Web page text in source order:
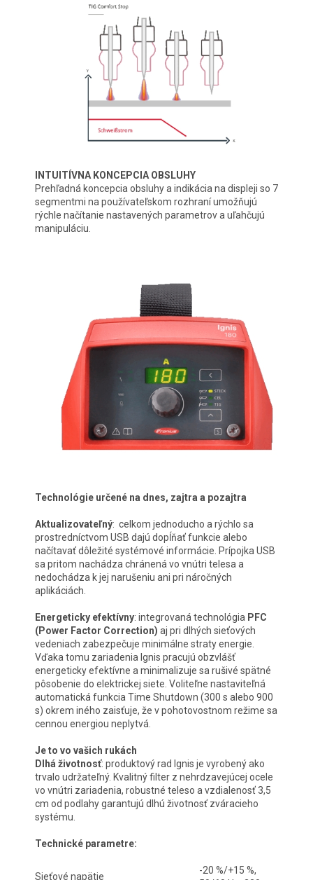
INTUITÍVNA KONCEPCIA OBSLUHY
Prehľadná koncepcia obsluhy a indikácia na displeji so 7
segmentmi na používateľskom rozhraní umožňujú
rýchle načítanie nastavených parametrov a uľahčujú
manipuláciu.
Technológie určené na dnes, zajtra a pozajtra
Aktualizovateľný: celkom jednoducho a rýchlo sa
prostredníctvom USB dajú dopĺňať funkcie alebo
načítavať dôležité systémové informácie. Prípojka USB
sa pritom nachádza chránená vo vnútri telesa a
nedochádza k jej narušeniu ani pri náročných
aplikáciách.
Energeticky efektívny: integrovaná technológia PFC
(Power Factor Correction) aj pri dlhých sieťových
vedeniach zabezpečuje minimálne straty energie.
Vďaka tomu zariadenia Ignis pracujú obzvlášť
energeticky efektívne a minimalizuje sa rušivé spätné
pôsobenie do elektrickej siete. Voliteľne nastaviteľná
automatická funkcia Time Shutdown (300 s alebo 900
s) okrem iného zaisťuje, že v pohotovostnom režime sa
cennou energiou neplytvá.
Je to vo vašich rukách
Dlhá životnosť: produktový rad Ignis je vyrobený ako
trvalo udržateľný. Kvalitný filter z nehrdzavejúcej ocele
vo vnútri zariadenia, robustné teleso a vzdialenosť 3,5
cm od podlahy garantujú dlhú životnosť zváracieho
systému.
Technické parametre:
Sieťové napätie
-20 %/+15 %,